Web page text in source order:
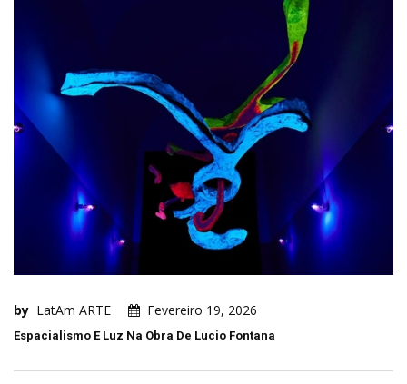
by LatAm ARTE Fevereiro 19, 2026
Espacialismo E Luz Na Obra De Lucio Fontana